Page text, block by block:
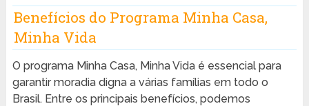
Benefícios do Programa Minha Casa,
Minha Vida
O programa Minha Casa, Minha Vida é essencial para
garantir moradia digna a várias famílias em todo o
Brasil. Entre os principais benefícios, podemos